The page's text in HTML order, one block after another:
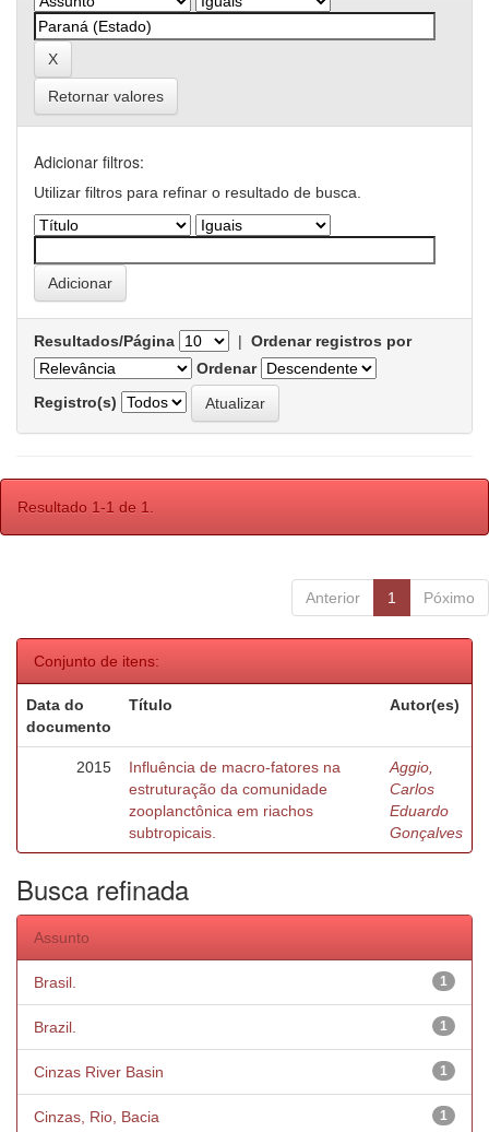
Retornar valores
Adicionar filtros:
Utilizar filtros para refinar o resultado de busca.
Resultados/Página | Ordenar registros por
Ordenar
Registro(s)
Resultado 1-1 de 1.
Anterior 1 Póximo
Conjunto de itens:
Data do
documento
Título Autor(es)
2015
Influência de macro-fatores na
estruturação da comunidade
zooplanctônica em riachos
subtropicais.
Aggio,
Carlos
Eduardo
Gonçalves
Busca refinada
Assunto
1
Brasil.
1
Brazil.
1
Cinzas River Basin
1
Cinzas, Rio, Bacia